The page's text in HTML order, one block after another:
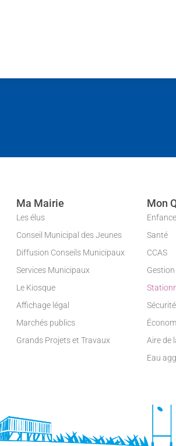
Ma Mairie
Les élus
Conseil Municipal des Jeunes
Diffusion Conseils Municipaux
Services Municipaux
Le Kiosque
Affichage légal
Marchés publics
Grands Projets et Travaux
Mon
Santé
CCAS
Sécurité
Aire de
Eau